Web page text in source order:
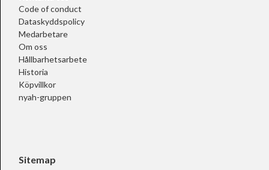
Code of conduct
Dataskyddspolicy
Medarbetare
Om oss
Hållbarhetsarbete
Historia
Köpvillkor
nyah-gruppen
Sitemap